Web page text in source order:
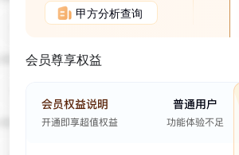
甲方分析查询
会员尊享权益